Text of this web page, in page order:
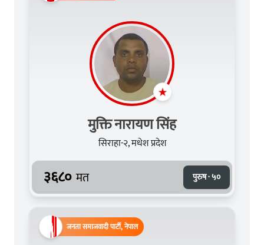
मुक्ति नारायण सिंह
सिराहा-२, मधेश प्रदेश
३६८० मत पुरुष · ५०
जनता समाजवादी पार्टी, नेपाल